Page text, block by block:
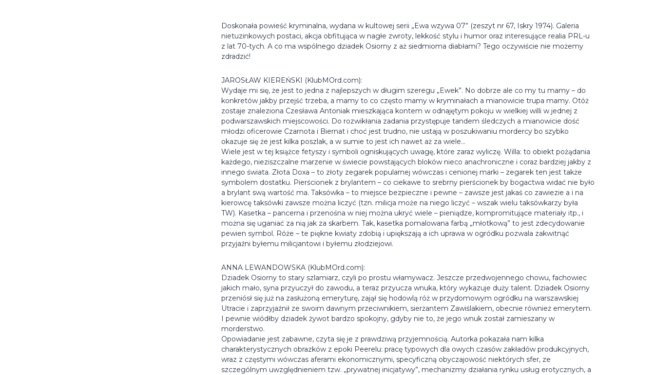
Doskonała powieść kryminalna, wydana w kultowej serii „Ewa wzywa 07” (zeszyt nr 67, Iskry 1974). Galeria
nietuzinkowych postaci, akcja obfitująca w nagłe zwroty, lekkość stylu i humor oraz interesujące realia PRL-u
z lat 70-tych. A co ma wspólnego dziadek Osiorny z aż siedmioma diabłami? Tego oczywiście nie możemy
zdradzić!
JAROSŁAW KIEREŃSKI (KlubMOrd.com):
Wydaje mi się, że jest to jedna z najlepszych w długim szeregu „Ewek”. No dobrze ale co my tu mamy – do
konkretów jakby przejść trzeba, a mamy to co często mamy w kryminałach a mianowicie trupa mamy. Otóż
zostaje znaleziona Czesława Antoniak mieszkająca kontem w odnajętym pokoju w wielkiej willi w jednej z
podwarszawskich miejscowości. Do rozwikłania zadania przystępuje tandem śledczych a mianowicie dość
młodzi oficerowie Czarnota i Biernat i choć jest trudno, nie ustają w poszukiwaniu mordercy bo szybko
okazuje się że jest kilka poszlak, a w sumie to jest ich nawet aż za wiele...
Wiele jest w tej książce fetyszy i symboli ogniskujących uwagę, które zaraz wyliczę. Willa: to obiekt pożądania
każdego, nieziszczalne marzenie w świecie powstających bloków nieco anachroniczne i coraz bardziej jakby z
innego świata. Złota Doxa – to złoty zegarek popularnej wówczas i cenionej marki – zegarek ten jest także
symbolem dostatku. Pierścionek z brylantem – co ciekawe to srebrny pierścionek by bogactwa widać nie było
a brylant swą wartość ma. Taksówka – to miejsce bezpieczne i pewne – zawsze jest jakaś co zawiezie a i na
kierowcę taksówki zawsze można liczyć (tzn. milicja może na niego liczyć – wszak wielu taksówkarzy była
TW). Kasetka – pancerna i przenośna w niej można ukryć wiele – pieniądze, kompromitujące materiały itp., i
można się uganiać za nią jak za skarbem. Tak, kasetka pomalowana farbą „młotkową” to jest zdecydowanie
pewien symbol. Róże – te piękne kwiaty zdobią i upiększają a ich uprawa w ogródku pozwala zakwitnąć
przyjaźni byłemu milicjantowi i byłemu złodziejowi.
ANNA LEWANDOWSKA (KlubMOrd.com):
Dziadek Osiorny to stary szlamiarz, czyli po prostu włamywacz. Jeszcze przedwojennego chowu, fachowiec
jakich mało, syna przyuczył do zawodu, a teraz przyucza wnuka, który wykazuje duży talent. Dziadek Osiorny
przeniósł się już na zasłużoną emeryturę, zajął się hodowlą róż w przydomowym ogródku na warszawskiej
Utracie i zaprzyjaźnił ze swoim dawnym przeciwnikiem, sierżantem Zawiślakiem, obecnie również emerytem.
I pewnie wiódłby dziadek żywot bardzo spokojny, gdyby nie to, że jego wnuk został zamieszany w
morderstwo.
Opowiadanie jest zabawne, czyta się je z prawdziwą przyjemnością. Autorka pokazała nam kilka
charakterystycznych obrazków z epoki Peerelu: pracę typowych dla owych czasów zakładów produkcyjnych,
wraz z częstymi wówczas aferami ekonomicznymi, specyficzną obyczajowość niektórych sfer, ze
szczególnym uwzględnieniem tzw. „prywatnej inicjatywy”, mechanizmy działania rynku usług erotycznych, a